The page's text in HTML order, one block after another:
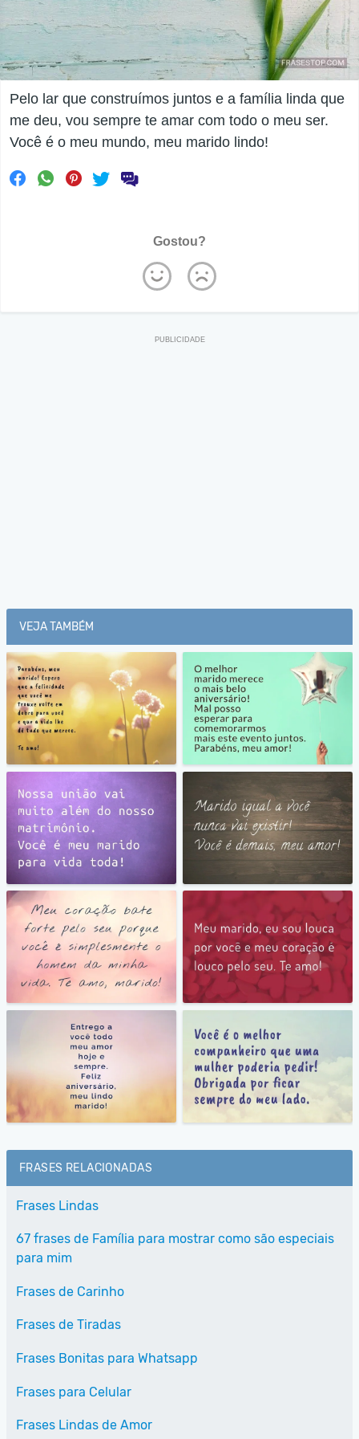
Pelo lar que construímos juntos e a família linda que
me deu, vou sempre te amar com todo o meu ser.
Você é o meu mundo, meu marido lindo!
Gostou?
VEJA TAMBÉM
FRASES RELACIONADAS
Frases Lindas
67 frases de Família para mostrar como são especiais
para mim
Frases de Carinho
Frases de Tiradas
Frases Bonitas para Whatsapp
Frases para Celular
Frases Lindas de Amor